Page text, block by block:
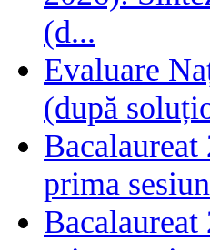
(d...
Evaluare
(după
prima